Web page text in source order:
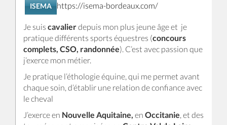
ISEMA https://isema-bordeaux.com/
Je suis cavalierdepuis mon plus jeune âge et je
pratique différents sports équestres (concours
complets, CSO, randonnée). C’est avec passion que
j’exerce mon métier.
Je pratique l’éthologie équine, qui me permet avant
chaque soin, d’établir une relation de confiance avec
le cheval
J’exerce en Nouvelle Aquitaine, en Occitanie, et des